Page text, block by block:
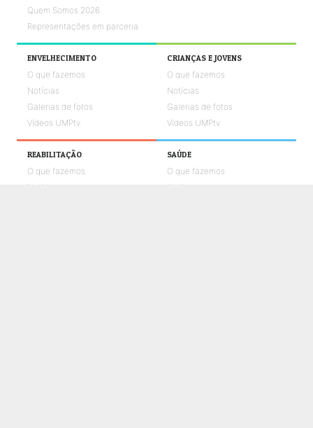
Quem Somos 2026
Representações em parceria
ENVELHECIMENTO
O que fazemos
Notícias
Galerias de fotos
Vídeos UMPtv
CRIANÇAS E JOVENS
O que fazemos
Notícias
Galerias de fotos
Vídeos UMPtv
REABILITAÇÃO
O que fazemos
Notícias
SAÚDE
O que fazemos
Notícias